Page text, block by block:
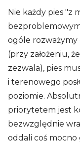
Nie każdy pies "z
ogóle rozważymy
(przy założeniu,
zezwala), pies
i terenowego
poziomie.
priorytetem jest
bezwzględnie
oddali coś mocno